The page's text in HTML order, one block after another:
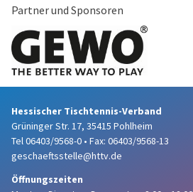
Partner und Sponsoren
Hessischer Tischtennis-Verband
Grüninger Str. 17, 35415 Pohlheim
Tel 06403/9568-0 • Fax: 06403/9568-13
geschaeftsstelle@httv.de
Öffnungszeiten